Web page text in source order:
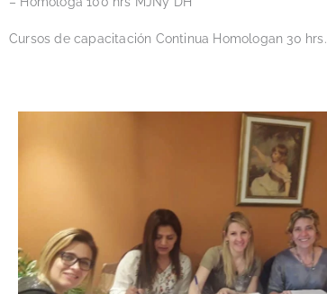
Cursos de capacitación Continua Homologan 30 hrs.